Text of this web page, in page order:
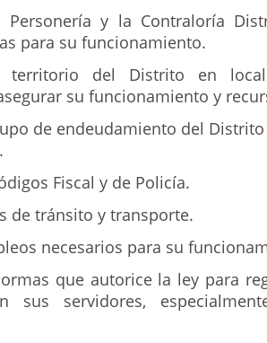
Personería y la Contraloría
para su funcionamiento.
del Distrito en
su funcionamiento y
de endeudamiento del
Fiscal y de Policía.
de tránsito y transporte.
necesarios para su
que autorice la ley para
sus servidores,